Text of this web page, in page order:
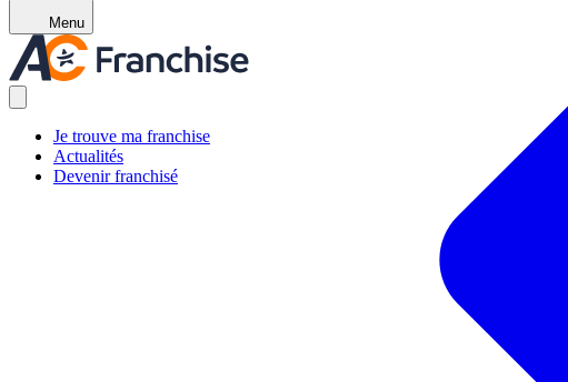
Menu
Je trouve ma franchise
Actualités
Devenir franchisé